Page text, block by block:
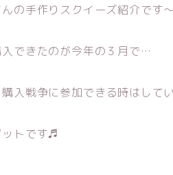
んの手作りスクイーズ紹介です
できたのが今年の３月で…
入戦争に参加できる時はして
ットです♬